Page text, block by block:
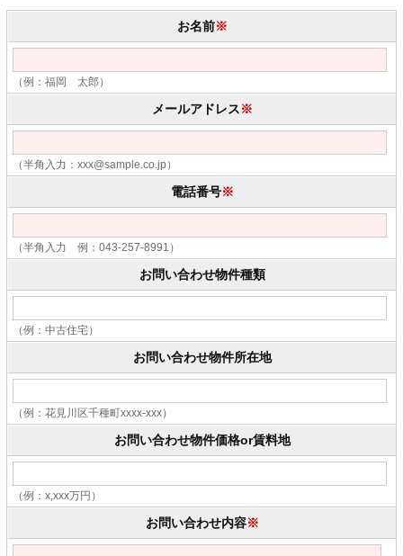
お名前※
（例：福岡 太郎）
メールアドレス※
（半角入力：xxx@sample.co.jp）
電話番号※
（半角入力 例：043-257-8991）
お問い合わせ物件種類
（例：中古住宅）
お問い合わせ物件所在地
（例：花見川区千種町xxxx-xxx）
お問い合わせ物件価格or賃料地
（例：x,xxx万円）
お問い合わせ内容※